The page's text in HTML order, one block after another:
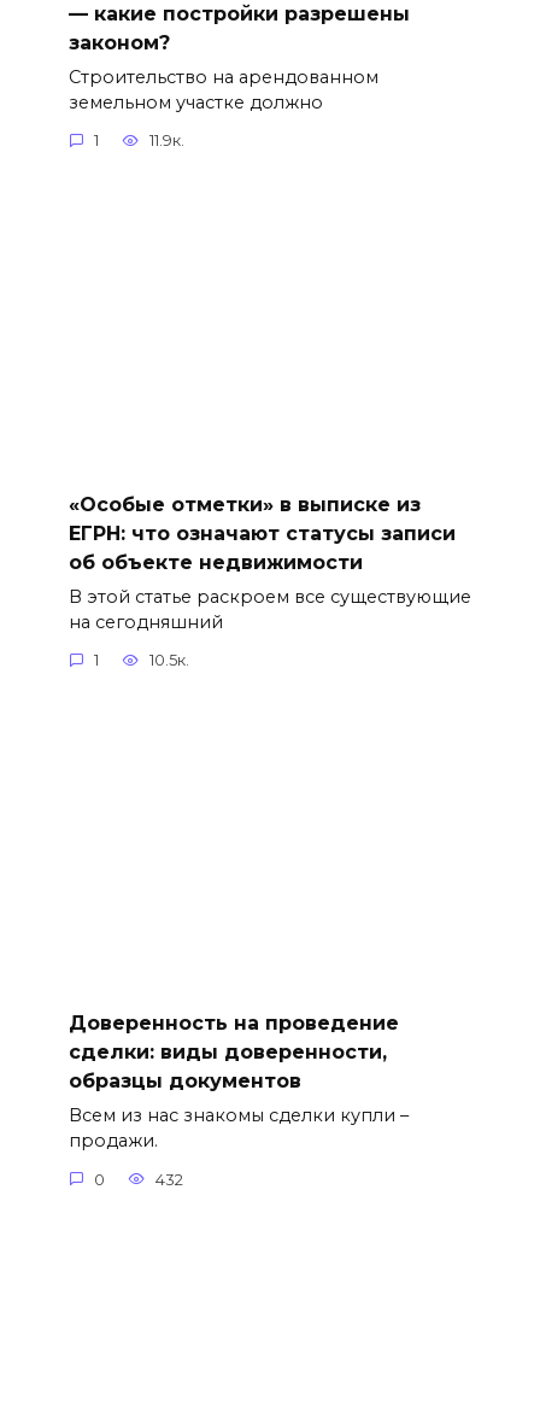
— какие постройки разрешены
законом?
Строительство на арендованном
земельном участке должно
1 11.9к.
«Особые отметки» в выписке из
ЕГРН: что означают статусы записи
об объекте недвижимости
В этой статье раскроем все существующие
на сегодняшний
1 10.5к.
Доверенность на проведение
сделки: виды доверенности,
образцы документов
Всем из нас знакомы сделки купли –
продажи.
0 432